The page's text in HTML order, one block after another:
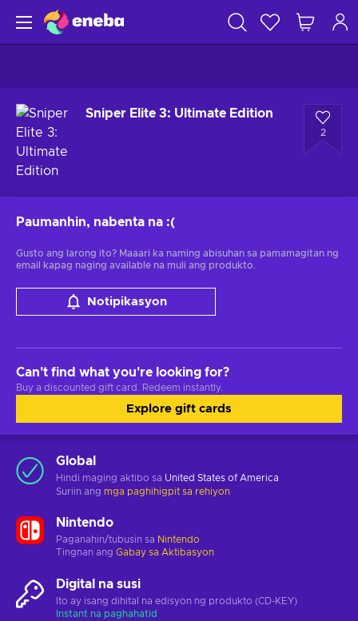
Sniper Elite 3: Ultimate Edition
2
Paumanhin, nabenta na :(
Gusto ang larong ito? Maaari ka naming abisuhan sa pamamagitan ng
email kapag naging available na muli ang produkto.
Notipikasyon
Can't find what you're looking for?
Buy a discounted gift card. Redeem instantly.
Explore gift cards
Global
Hindi maging aktibo sa United States of America
Suriin ang mga paghihigpit sa rehiyon
Nintendo
Paganahin/tubusin sa Nintendo
Tingnan ang Gabay sa Aktibasyon
Digital na susi
Ito ay isang dihital na edisyon ng produkto (CD-KEY)
Instant na paghahatid